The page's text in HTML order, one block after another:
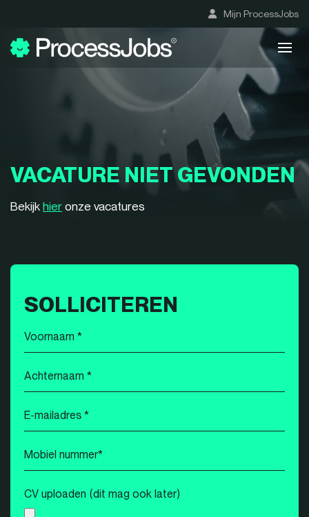
Mijn ProcessJobs
VACATURE NIET GEVONDEN
Bekijk hier onze vacatures
SOLLICITEREN
Voornaam
*
Achternaam
*
E-
mailadres
*
Mobiel
nummer
*
CV uploaden (dit mag ook later)